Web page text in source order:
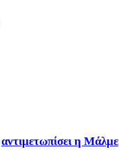
αντιμετωπίσει η Μάλμε